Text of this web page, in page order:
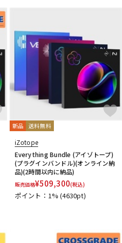
新品 送料無料
iZotope
Everything Bundle (アイゾトープ)
(プラグインバンドル)(オンライン納
品)(2時間以内に納品)
販売価格¥509,300(税込)
ポイント：1%(4630pt)